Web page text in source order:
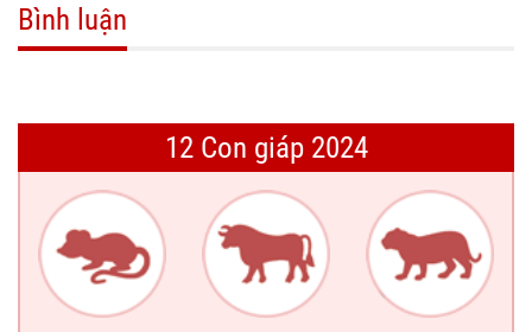
Bình luận
12 Con giáp 2024